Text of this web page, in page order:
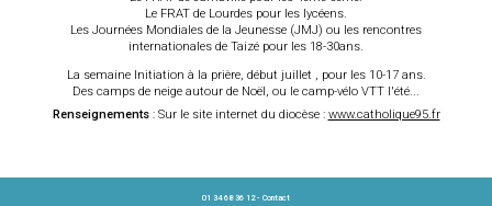
Le FRAT de Lourdes pour les lycéens.
Les Journées Mondiales de la Jeunesse (JMJ) ou les rencontres
internationales de Taizé pour les 18-30ans.
La semaine Initiation à la prière, début juillet , pour les 10-17 ans.
Des camps de neige autour de Noël, ou le camp-vélo VTT l'été...
Renseignements: Sur le site internet du diocèse : www.catholique95.fr
01 34 68 36 12 - Contact